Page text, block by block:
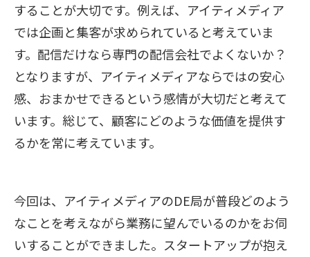
することが大切です。例えば、アイティメディア
では企画と集客が求められていると考えていま
す。配信だけなら専門の配信会社でよくないか？
となりますが、アイティメディアならではの安心
感、おまかせできるという感情が大切だと考えて
います。総じて、顧客にどのような価値を提供す
るかを常に考えています。
今回は、アイティメディアのDE局が普段どのよう
なことを考えながら業務に望んでいるのかをお伺
いすることができました。スタートアップが抱え